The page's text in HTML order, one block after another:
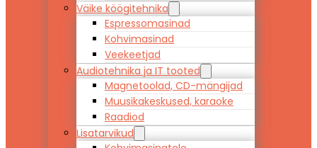
Väike köögitehnika
Espressomasinad
Kohvimasinad
Veekeetjad
Audiotehnika ja IT tooted
Magnetoolad, CD-mängijad
Muusikakeskused, karaoke
Raadiod
Lisatarvikud